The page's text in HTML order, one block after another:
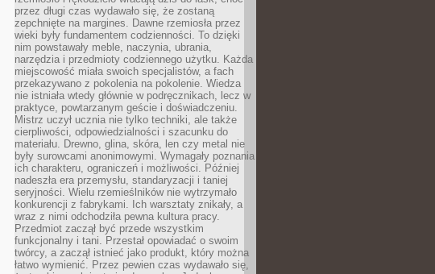
przez długi czas wydawało się, że zostaną
zepchnięte na margines. Dawne rzemiosła przez
wieki były fundamentem codzienności. To dzięki
nim powstawały meble, naczynia, ubrania,
narzędzia i przedmioty codziennego użytku. Każda
miejscowość miała swoich specjalistów, a fach
przekazywano z pokolenia na pokolenie. Wiedza
nie istniała wtedy głównie w podręcznikach, lecz w
praktyce, powtarzanym geście i doświadczeniu.
Mistrz uczył ucznia nie tylko techniki, ale także
cierpliwości, odpowiedzialności i szacunku do
materiału. Drewno, glina, skóra, len czy metal nie
były surowcami anonimowymi. Wymagały poznania
ich charakteru, ograniczeń i możliwości. Później
nadeszła era przemysłu, standaryzacji i taniej
seryjności. Wielu rzemieślników nie wytrzymało
konkurencji z fabrykami. Ich warsztaty znikały, a
wraz z nimi odchodziła pewna kultura pracy.
Przedmiot zaczął być przede wszystkim
funkcjonalny i tani. Przestał opowiadać o swoim
twórcy, a zaczął istnieć jako produkt, który można
łatwo wymienić. Przez pewien czas wydawało się,